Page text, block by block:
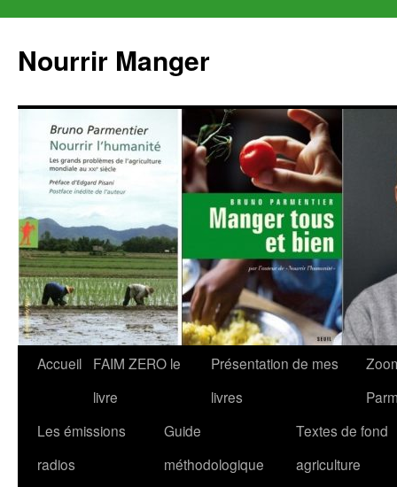
contenu
Nourrir Manger
Accueil
FAIM ZERO le
livre
Présentation de mes
livres
Les émissions
radios
Guide
méthodologique
Textes de fond
agriculture